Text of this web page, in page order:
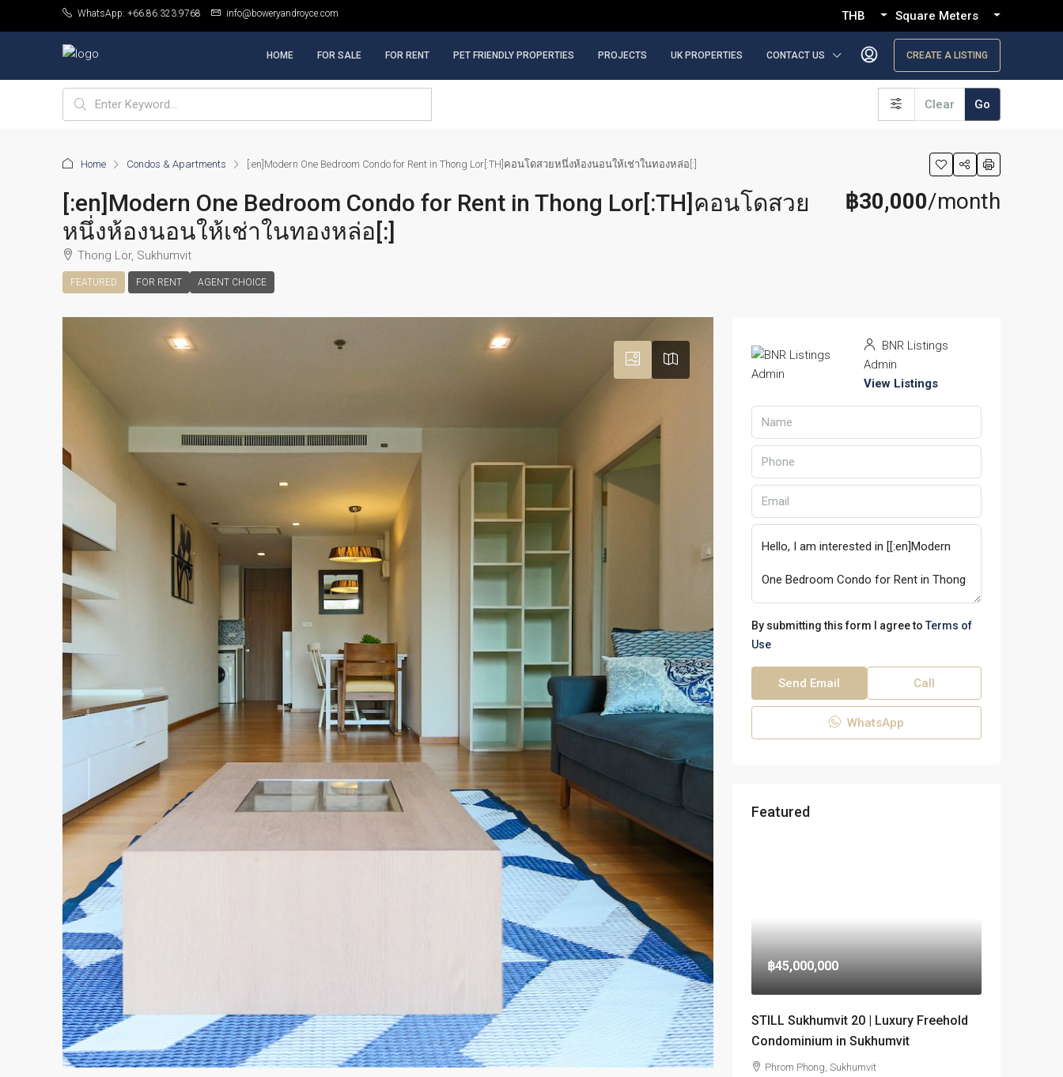
WhatsApp: +66.86.323.9768 info@boweryandroyce.com THB Square Meters
HOME FOR SALE FOR RENT PET FRIENDLY PROPERTIES PROJECTS UK PROPERTIES CONTACT US CREATE A LISTING
Clear Go
Home Condos & Apartments [:en]Modern One Bedroom Condo for Rent in Thong Lor[:TH]คอนโดสวยหนึ่งห้องนอนให้เช่าในทองหล่อ[:]
[:en]Modern One Bedroom Condo for Rent in Thong Lor[:TH]คอนโดสวย
หนึ่งห้องนอนให้เช่าในทองหล่อ[:]
Thong Lor, Sukhumvit
FEATURED FOR RENT AGENT CHOICE
฿30,000/month
BNR Listings
Admin
View Listings
By submitting this form I agree to Terms of
Use
Send Email Call
WhatsApp
Featured
฿45,000,000
STILL Sukhumvit 20 | Luxury Freehold
Condominium in Sukhumvit
Phrom Phong, Sukhumvit